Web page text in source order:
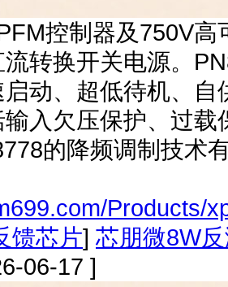
控制器及750V
转换开关电源。
动、超低待机、
入欠压保护、过
的降频调制技术
Products/
馈芯片] 芯朋微8W
06-17 ]